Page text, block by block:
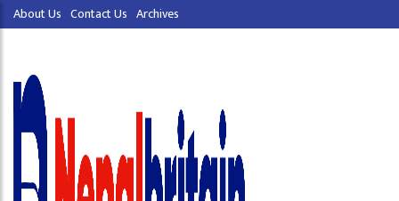
About Us Contact Us Archives